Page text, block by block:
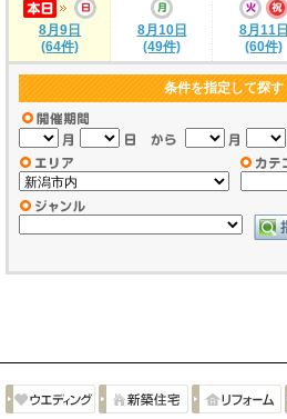
8月9日
(64件)
8月10日
(49件)
8月11日
(60件)
条件を指定して探す